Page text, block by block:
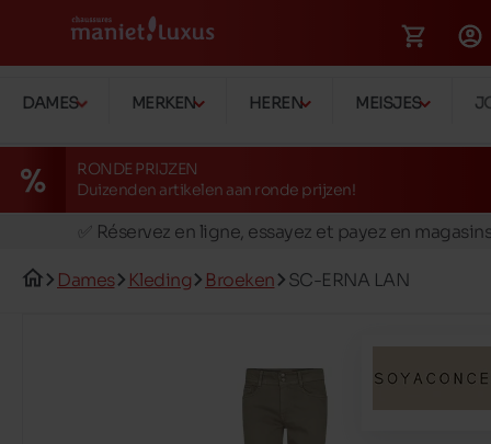
DAMES MERKEN HEREN MEISJES
RONDE PRIJZEN
Duizenden artikelen aan ronde prijzen!
🚛 Livraison gratuite en magasins
✅ Réservez en ligne, essayez et payez en
🚛 Livraison gratuite en magasins
Dames Kleding Broeken SC-ERNA LAN